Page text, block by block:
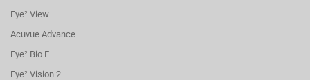
Eye² View
Acuvue Advance
Eye² Bio F
Eye² Vision 2